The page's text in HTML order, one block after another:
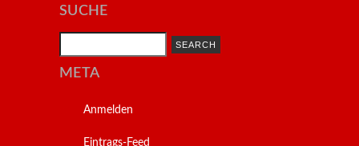
SUCHE
META
Anmelden
Eintrags-Feed